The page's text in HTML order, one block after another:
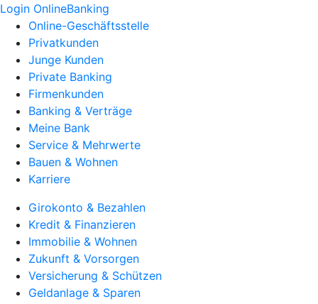
Login OnlineBanking
Online-Geschäftsstelle
Privatkunden
Junge Kunden
Private Banking
Firmenkunden
Banking & Verträge
Meine Bank
Service & Mehrwerte
Bauen & Wohnen
Karriere
Girokonto & Bezahlen
Kredit & Finanzieren
Immobilie & Wohnen
Zukunft & Vorsorgen
Versicherung & Schützen
Geldanlage & Sparen